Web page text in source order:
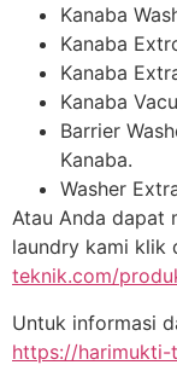
Kanaba
Kanaba
Kanaba
Kanaba
Barrier
Kanaba.
Washer
Atau Anda dapat
laundry kami klik
teknik.com/
Untuk informasi
https://harimukti-